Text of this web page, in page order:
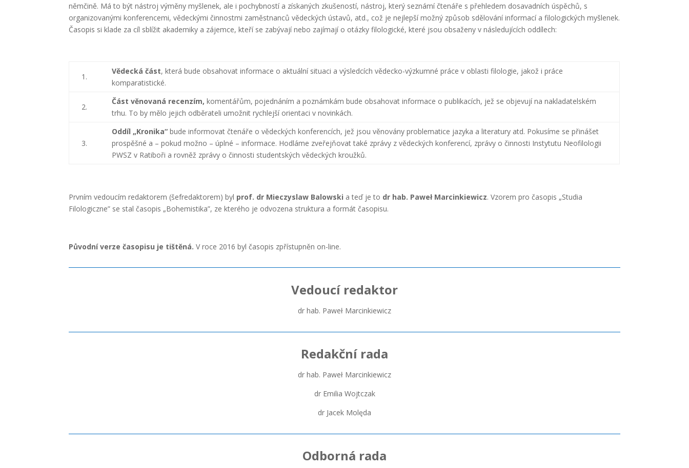
němčině. Má to být nástroj výměny myšlenek, ale i pochybností a získaných zkušeností, nástroj, který seznámí čtenáře s přehledem dosavadních úspěchů, s
organizovanými konferencemi, vědeckými činnostmi zaměstnanců vědeckých ústavů, atd., což je nejlepší možný způsob sdělování informací a filologických myšlenek.
Časopis si klade za cíl sblížit akademiky a zájemce, kteří se zabývají nebo zajímají o otázky filologické, které jsou obsaženy v následujících oddílech:
1.
Vědecká část, která bude obsahovat informace o aktuální situaci a výsledcích vědecko-výzkumné práce v oblasti filologie, jakož i práce
komparatistické.
2.
Část věnovaná recenzím,komentářům, pojednáním a poznámkám bude obsahovat informace o publikacích, jež se objevují na nakladatelském
trhu. To by mělo jejich odběrateli umožnit rychlejší orientaci v novinkách.
3.
Oddíl „Kronika“bude informovat čtenáře o vědeckých konferencích, jež jsou věnovány problematice jazyka a literatury atd. Pokusíme se přinášet
prospěšné a – pokud možno – úplné – informace. Hodláme zveřejňovat také zprávy z vědeckých konferencí, zprávy o činnosti Instytutu Neofilologii
PWSZ v Ratiboři a rovněž zprávy o činnosti studentských vědeckých kroužků.
Prvním vedoucím redaktorem (šefredaktorem) byl prof. dr Mieczyslaw Balowski a teď je to dr hab. Paweł Marcinkiewicz. Vzorem pro časopis „Studia
Filologiczne” se stal časopis „Bohemistika”, ze kterého je odvozena struktura a formát časopisu.
Původní verze časopisu je tištěná. V roce 2016 byl časopis zpřístupněn on-line.
Vedoucí redaktor
dr hab. Paweł Marcinkiewicz
Redakční rada
dr hab. Paweł Marcinkiewicz
dr Emilia Wojtczak
dr Jacek Molęda
Odborná rada